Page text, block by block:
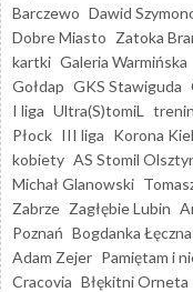
Barczewo Dawid
Dobre Miasto Zatoka
kartki Galeria Warmińska
Gołdap GKS Stawiguda
I liga Ultra(S)tomiL
Płock III liga Korona
kobiety AS Stomil
Michał Glanowski
Zabrze Zagłębie Lubin
Poznań Bogdanka Łęczna
Adam Zejer Pamiętam i
Cracovia Błękitni Orneta